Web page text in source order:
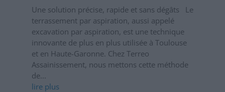
Une solution précise, rapide et sans dégâts Le
terrassement par aspiration, aussi appelé
excavation par aspiration, est une technique
innovante de plus en plus utilisée à Toulouse
et en Haute-Garonne. Chez Terreo
Assainissement, nous mettons cette méthode
de...
lire plus